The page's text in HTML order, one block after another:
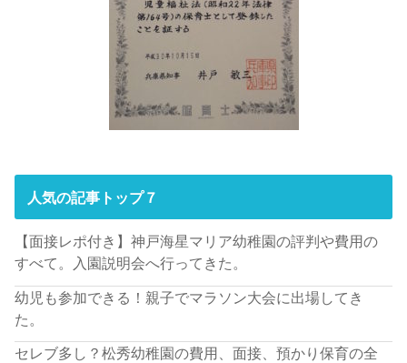
人気の記事トップ７
【面接レポ付き】神戸海星マリア幼稚園の評判や費用の
すべて。入園説明会へ行ってきた。
幼児も参加できる！親子でマラソン大会に出場してき
た。
セレブ多し？松秀幼稚園の費用、面接、預かり保育の全